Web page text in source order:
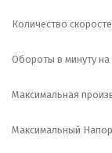
Количество
Обороты в минуту на
Максимальная
Максимальный